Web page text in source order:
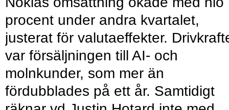
procent under andra kvartalet,
justerat för valutaeffekter.
var försäljningen till AI- och
molnkunder, som mer än
fördubblades på ett år. Samtidigt